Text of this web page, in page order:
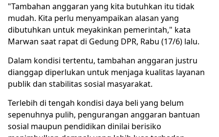
"Tambahan anggaran yang kita butuhkan itu tidak
mudah. Kita perlu menyampaikan alasan yang
dibutuhkan untuk meyakinkan pemerintah," kata
Marwan saat rapat di Gedung DPR, Rabu (17/6) lalu.
Dalam kondisi tertentu, tambahan anggaran justru
dianggap diperlukan untuk menjaga kualitas layanan
publik dan stabilitas sosial masyarakat.
Terlebih di tengah kondisi daya beli yang belum
sepenuhnya pulih, pengurangan anggaran bantuan
sosial maupun pendidikan dinilai berisiko